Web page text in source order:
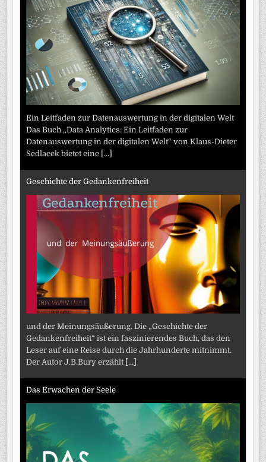
Ein Leitfaden zur Datenauswertung in der digitalen Welt
Das Buch „Data Analytics: Ein Leitfaden zur
Datenauswertung in der digitalen Welt“ von Klaus-Dieter
Sedlacek bietet eine [...]
Geschichte der Gedankenfreiheit
und der Meinungsäußerung. Die „Geschichte der
Gedankenfreiheit“ ist ein faszinierendes Buch, das den
Leser auf eine Reise durch die Jahrhunderte mitnimmt.
Der Autor J.B.Bury erzählt [...]
Das Erwachen der Seele